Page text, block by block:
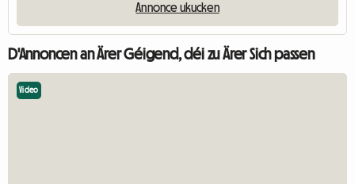
Annonce ukucken
D'Annoncen an Ärer Géigend, déi zu Ärer Sich passen
Video